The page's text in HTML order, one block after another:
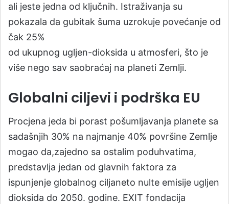
ali jeste jedna od ključnih. Istraživanja su
pokazala da gubitak šuma uzrokuje povećanje od
čak 25%
od ukupnog ugljen-dioksida u atmosferi, što je
više nego sav saobraćaj na planeti Zemlji.
Globalni ciljevi i podrška EU
Procjena jeda bi porast pošumljavanja planete sa
sadašnjih 30% na najmanje 40% površine Zemlje
mogao da,zajedno sa ostalim poduhvatima,
predstavlja jedan od glavnih faktora za
ispunjenje globalnog ciljaneto nulte emisije ugljen
dioksida do 2050. godine. EXIT fondacija